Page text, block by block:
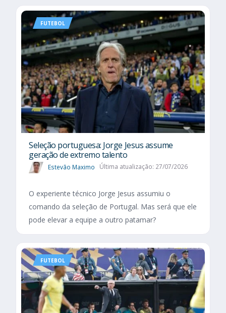
FUTEBOL
Seleção portuguesa: Jorge Jesus assume
geração de extremo talento
Estevão Maximo Última atualização: 27/07/2026
O experiente técnico Jorge Jesus assumiu o
comando da seleção de Portugal. Mas será que ele
pode elevar a equipe a outro patamar?
FUTEBOL